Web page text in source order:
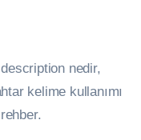
nedir,
kelime kullanımı